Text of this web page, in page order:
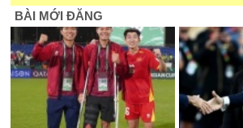
BÀI MỚI ĐĂNG